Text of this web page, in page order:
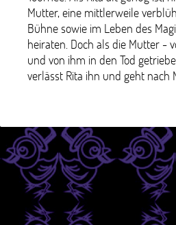
Mutter, eine mittlerweile
Bühne sowie im Leben des
heiraten. Doch als die Mutter -
und von ihm in den Tod
verlässt Rita ihn und geht nach